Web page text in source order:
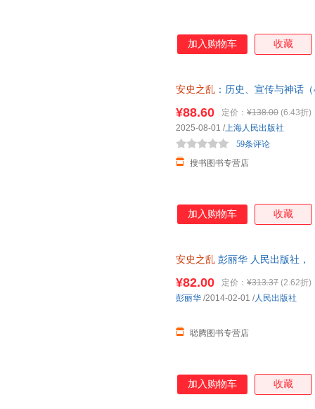
加入购物车 收藏
安史之乱 ：历史、宣传与神话
¥88.60 定价： ¥138.00 (6.43折)
搜书图书专营店
59条评论
2025-08-01 /上海人民出版社
加入购物车 收藏
安史之乱 彭丽华 人民出版社，
¥82.00 定价： ¥313.37 (2.62折)
聪腾图书专营店
彭丽华 /2014-02-01 /人民出版社
加入购物车 收藏